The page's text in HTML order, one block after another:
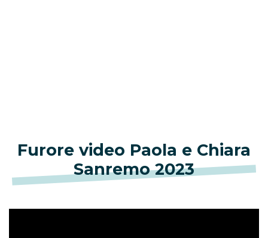
Furore video Paola e Chiara
Sanremo 2023